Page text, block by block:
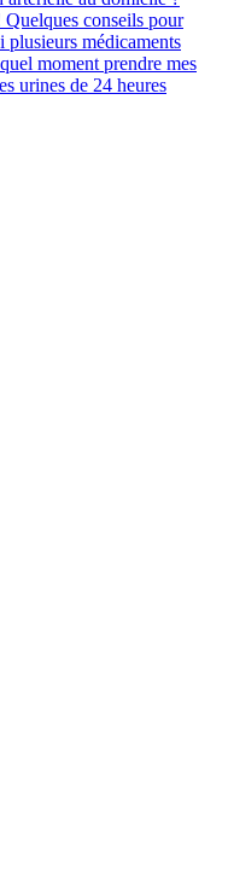
Quelques conseils pour
plusieurs médicaments
moment prendre mes
urines de 24 heures